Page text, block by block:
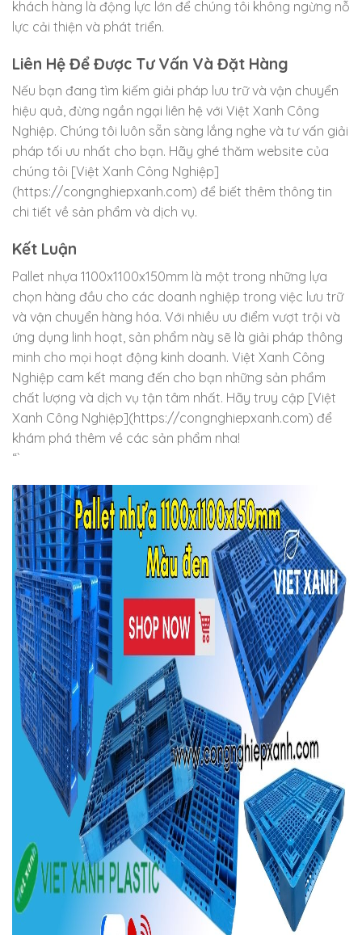
khách hàng là động lực lớn để chúng tôi không ngừng nỗ
lực cải thiện và phát triển.
Liên Hệ Để Được Tư Vấn Và Đặt Hàng
Nếu bạn đang tìm kiếm giải pháp lưu trữ và vận chuyển
hiệu quả, đừng ngần ngại liên hệ với Việt Xanh Công
Nghiệp. Chúng tôi luôn sẵn sàng lắng nghe và tư vấn giải
pháp tối ưu nhất cho bạn. Hãy ghé thăm website của
chúng tôi [Việt Xanh Công Nghiệp]
(https://congnghiepxanh.com) để biết thêm thông tin
chi tiết về sản phẩm và dịch vụ.
Kết Luận
Pallet nhựa 1100x1100x150mm là một trong những lựa
chọn hàng đầu cho các doanh nghiệp trong việc lưu trữ
và vận chuyển hàng hóa. Với nhiều ưu điểm vượt trội và
ứng dụng linh hoạt, sản phẩm này sẽ là giải pháp thông
minh cho mọi hoạt động kinh doanh. Việt Xanh Công
Nghiệp cam kết mang đến cho bạn những sản phẩm
chất lượng và dịch vụ tận tâm nhất. Hãy truy cập [Việt
Xanh Công Nghiệp](https://congnghiepxanh.com) để
khám phá thêm về các sản phẩm nha!
“`